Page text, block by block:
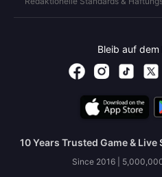
Bleib auf
10 Years Trusted Game &
Since 2016 |